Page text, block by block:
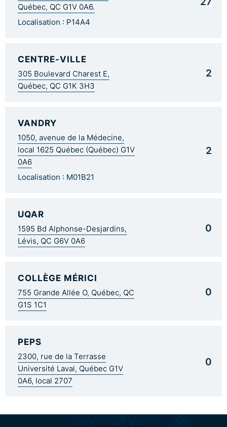
Québec, QC G1V 0A6.
Localisation : P14A4
CENTRE-VILLE
305 Boulevard Charest E,
Québec, QC G1K 3H3
2
VANDRY
1050, avenue de la Médecine,
local 1625 Québec (Québec) G1V
0A6
Localisation : M01B21
2
UQAR
1595 Bd Alphonse-Desjardins,
Lévis, QC G6V 0A6
0
COLLÈGE MÉRICI
755 Grande Allée O, Québec, QC
G1S 1C1
0
PEPS
2300, rue de la Terrasse
Université Laval, Québec G1V
0A6, local 2707
0